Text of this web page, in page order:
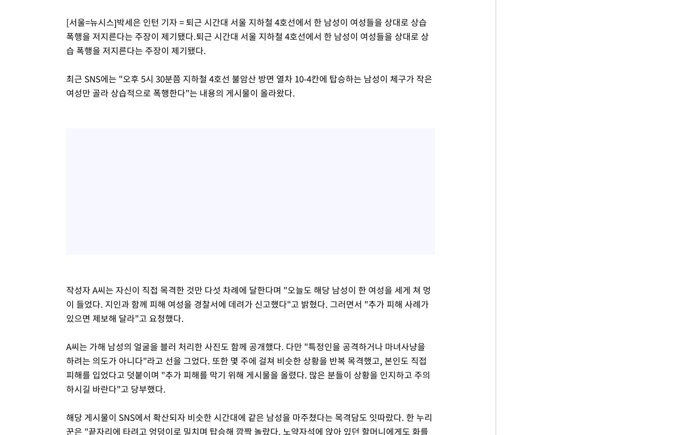
[서울=뉴시스]박세은 인턴 기자 = 퇴근 시간대 서울 지하철 4호선에서 한 남성이 여성들을 상대로 상습
폭행을 저지른다는 주장이 제기됐다.퇴근 시간대 서울 지하철 4호선에서 한 남성이 여성들을 상대로 상
습 폭행을 저지른다는 주장이 제기됐다.
최근 SNS에는 "오후 5시 30분쯤 지하철 4호선 불암산 방면 열차 10-4칸에 탑승하는 남성이 체구가 작은
여성만 골라 상습적으로 폭행한다"는 내용의 게시물이 올라왔다.
작성자 A씨는 자신이 직접 목격한 것만 다섯 차례에 달한다며 "오늘도 해당 남성이 한 여성을 세게 쳐 멍
이 들었다. 지인과 함께 피해 여성을 경찰서에 데려가 신고했다"고 밝혔다. 그러면서 "추가 피해 사례가
있으면 제보해 달라"고 요청했다.
A씨는 가해 남성의 얼굴을 블러 처리한 사진도 함께 공개했다. 다만 "특정인을 공격하거나 마녀사냥을
하려는 의도가 아니다"라고 선을 그었다. 또한 몇 주에 걸쳐 비슷한 상황을 반복 목격했고, 본인도 직접
피해를 입었다고 덧붙이며 "추가 피해를 막기 위해 게시물을 올렸다. 많은 분들이 상황을 인지하고 주의
하시길 바란다"고 당부했다.
해당 게시물이 SNS에서 확산되자 비슷한 시간대에 같은 남성을 마주쳤다는 목격담도 잇따랐다. 한 누리
꾼은 "끝자리에 타려고 엉덩이로 밀치며 탑승해 깜짝 놀랐다. 노약자석에 앉아 있던 할머니에게도 화를